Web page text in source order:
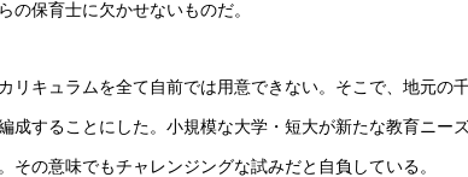
保育士に欠かせないものだ。
リキュラムを全て自前では用意できない。そこで、地元の
成することにした。小規模な大学・短大が新たな教育ニー
の意味でもチャレンジングな試みだと自負している。